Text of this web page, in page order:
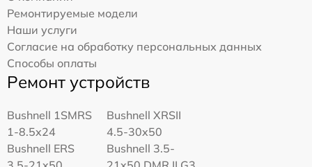
Ремонтируемые модели
Наши услуги
Согласие на обработку персональных данных
Способы оплаты
Ремонт устройств
Bushnell 1SMRS
1-8.5x24
Bushnell XRSII
4.5-30x50
Bushnell ERS
Bushnell 3.5-